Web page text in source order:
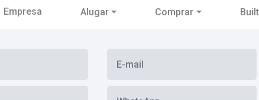
Empresa Alugar Comprar